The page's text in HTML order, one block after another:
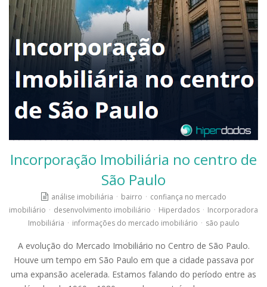
Incorporação Imobiliária no centro de
São Paulo
análise imobiliária · bairro · confiança no mercado
imobiliário · desenvolvimento imobiliário · Hiperdados · Incorporadora
Imobiliária · informações do mercado imobiliário · são paulo
A evolução do Mercado Imobiliário no Centro de São Paulo.
Houve um tempo em São Paulo em que a cidade passava por
uma expansão acelerada. Estamos falando do período entre as